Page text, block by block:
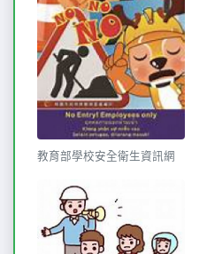
教育部學校安全衛生資訊網